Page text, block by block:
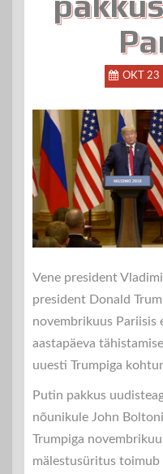
OKT 23
Vene president
president Donald
novembrikuus Pariisis
aastapäeva
uuesti Trumpiga
Putin pakkus
nõunikule John
Trumpiga
mälestusüritus toimub